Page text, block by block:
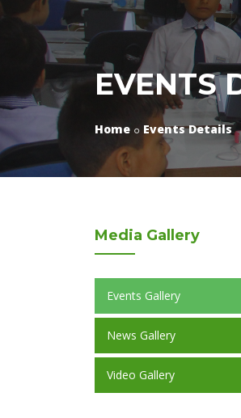
EVENTS
Home Events Details
Media Gallery
Events Gallery
News Gallery
Video Gallery